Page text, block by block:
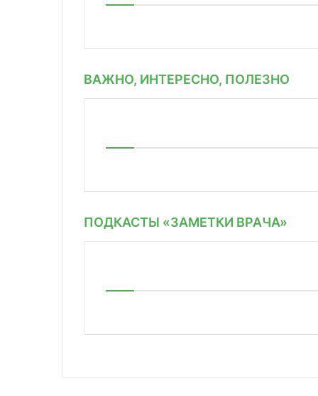
ВАЖНО, ИНТЕРЕСНО, ПОЛЕЗНО
ПОДКАСТЫ «ЗАМЕТКИ ВРАЧА»